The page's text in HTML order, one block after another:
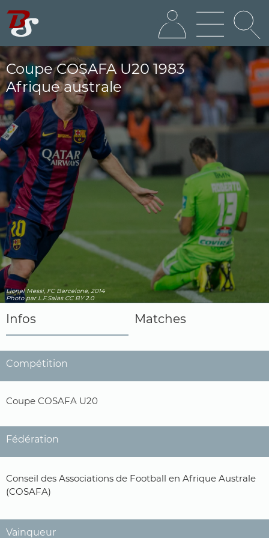
Coupe COSAFA U20 1983
Afrique australe
Lionel Messi, FC Barcelone, 2014
Photopar L.F.Salas CC BY 2.0
Infos Matches
Compétition
Coupe COSAFA U20
Fédération
Conseil des Associations de Football en Afrique Australe
(COSAFA)
Vainqueur